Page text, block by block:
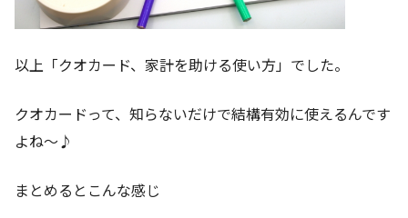
以上「クオカード、家計を助ける使い方」でした。
クオカードって、知らないだけで結構有効に使えるんです
よね～♪
まとめるとこんな感じ